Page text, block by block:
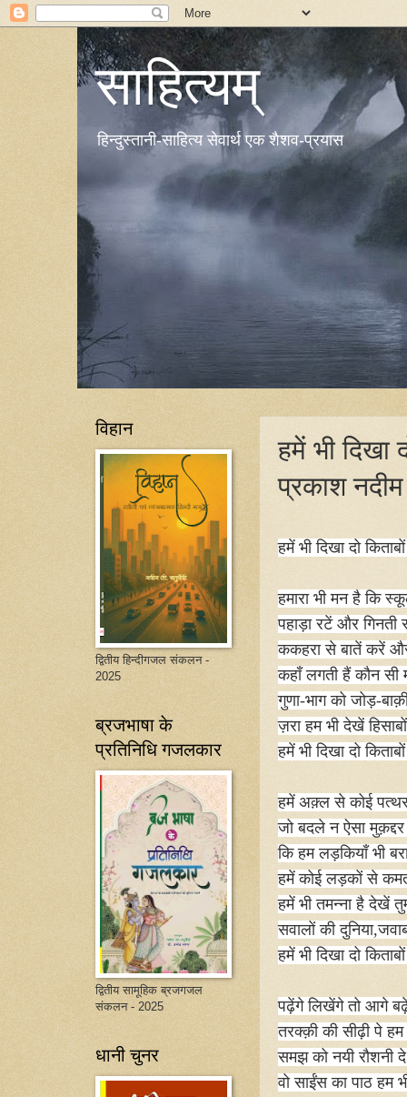
साहित्यम्
हिन्दुस्तानी-साहित्य सेवार्थ एक शैशव-प्रयास
हमें भी दिखा
प्रकाश नदीम
हमें भी दिखा दो
हमारा भी मन है कि
पहाड़ा रटें और गिनती
ककहरा से बातें करें
कहाँ लगती हैं कौन सी
गुणा-भाग को जोड़-
ज़रा हम भी देखें
हमें भी दिखा दो
हमें अक़्ल से कोई
जो बदले न ऐसा
कि हम लड़कियाँ भी
हमें कोई लड़कों से
हमें भी तमन्ना है देखें
सवालों की दुनिया,
हमें भी दिखा दो
पढ़ेंगे लिखेंगे तो आगे
तरक्क़ी की सीढ़ी पे
समझ को नयी रौशनी
वो साईंस का पाठ हम
विहान
द्वितीय हिन्दीगजल संकलन -
2025
ब्रजभाषा के
प्रतिनिधि गजलकार
द्वितीय सामूहिक ब्रजगजल
संकलन - 2025
धानी चुनर